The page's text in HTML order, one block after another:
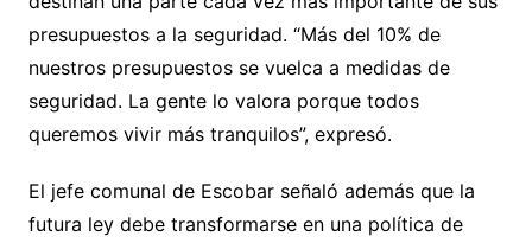
presupuestos a la seguridad. “Más del 10% de
nuestros presupuestos se vuelca a medidas de
seguridad. La gente lo valora porque todos
queremos vivir más tranquilos”, expresó.
El jefe comunal de Escobar señaló además que la
futura ley debe transformarse en una política de